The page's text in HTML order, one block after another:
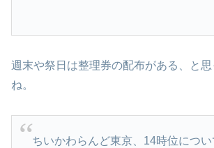
週末や祭日は整理券の配布がある、と
ね。
ちいかわらんど東京、14時位につ